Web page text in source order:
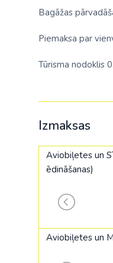
Bagāžas
Piemaksa par
Tūrisma nodoklis
Izmaksas
Aviobiļetes un
ēdināšanas)
Aviobiļetes un